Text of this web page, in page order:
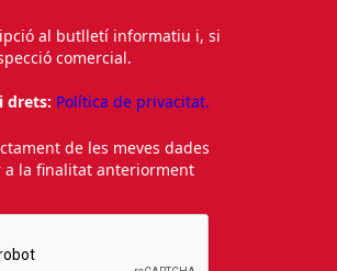
al butlletí informatiu i, si
comercial.
drets: Política de privacitat.
de les meves dades
a la finalitat anteriorment